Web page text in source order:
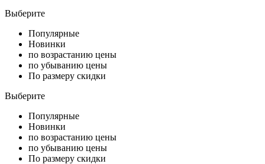
Выберите
Популярные
Новинки
по возрастанию цены
по убыванию цены
По размеру скидки
Выберите
Популярные
Новинки
по возрастанию цены
по убыванию цены
По размеру скидки